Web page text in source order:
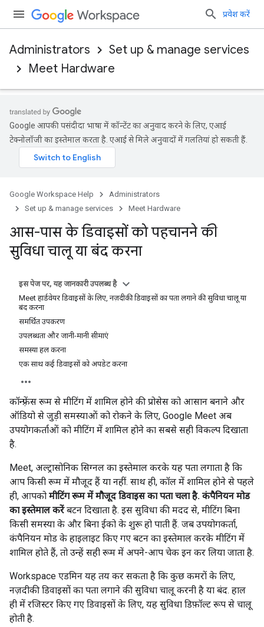
प्रवेश करें
Administrators
Set up & manage services
Meet Hardware
Google आपकी पसंदीदा भाषा में कॉन्टेंट का अनुवाद करने के लिए, एआई
टेक्नोलॉजी का इस्तेमाल करता है. एआई से मिले अनुवादों में गलतियां हो सकती हैं.
Google Workspace Help
Administrators
Set up & manage services
Meet Hardware
आस-पास के डिवाइसों को पहचानने की
सुविधा चालू या बंद करना
इस पेज पर, यह जानकारी उपलब्ध है
Meet हार्डवेयर डिवाइसों के लिए, नज़दीकी डिवाइसों का पता लगाने की सुविधा चालू या
बंद करना
समर्थित उपकरण
उपलब्धता और जानी-मानी सीमाएं
समस्या हल करना
एक साथ कई डिवाइसों को अपडेट करना
कॉन्फ़्रेंस रूम से मीटिंग में शामिल होने की प्रोसेस को आसान बनाने और
ऑडियो से जुड़ी समस्याओं को रोकने के लिए, Google Meet अब
उपयोगकर्ताओं को मीटिंग में शामिल होने का सबसे सही विकल्प दिखाता
है.
Meet, अल्ट्रासोनिक सिग्नल का इस्तेमाल करके यह पता लगाता है कि
आप किसी रूम में मौजूद हैं या नहीं. साथ ही, कॉल में शामिल होने से पहले
ही, आपको मीटिंग रूम में मौजूद डिवाइस का पता चला है. कंपैनियन मोड
का इस्तेमाल करेंबटन दिखाता है. इस सुविधा की मदद से, मीटिंग बिना
किसी समस्या के और बिना ईको के शुरू हो पाती हैं. जब उपयोगकर्ता,
कंपैनियन मोड के हाइलाइट किए गए बटन का इस्तेमाल करके मीटिंग में
शामिल होते हैं, तो उन्हें सही रूम में अपने-आप चेक इन कर लिया जाता है.
Workspace एडमिन यह तय कर सकता है कि कुछ कमरों के लिए,
नज़दीकी डिवाइसों का पता लगाने की सुविधा चालू करनी है या बंद. हाल
ही में रजिस्टर किए गए डिवाइसों के लिए, यह सुविधा डिफ़ॉल्ट रूप से चालू
होती है.